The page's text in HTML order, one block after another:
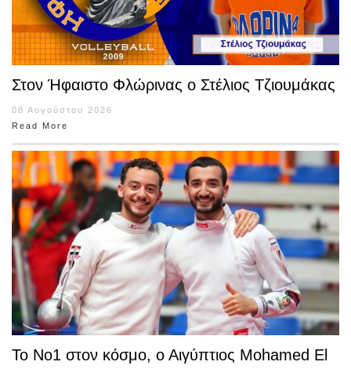
Στον Ήφαιστο Φλώρινας ο Στέλιος Τζιουμάκας
08 Αυγούστου 2026
Read More
Το Νο1 στον κόσμο, ο Αιγύπτιος Mohamed El